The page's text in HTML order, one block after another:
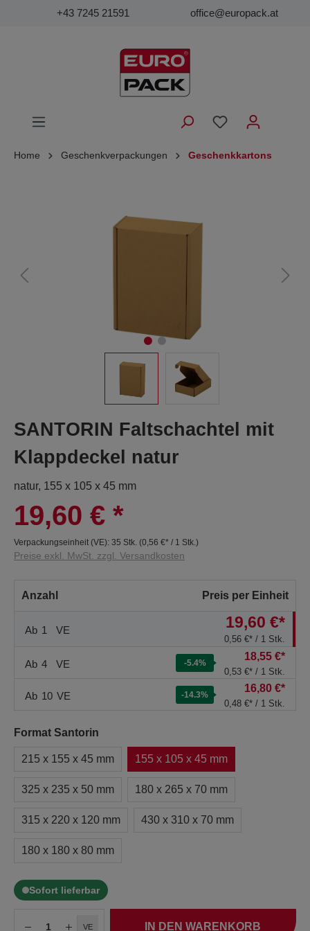
+43 7245 21591 office@europack.at
Home Geschenkverpackungen Geschenkkartons
SANTORIN Faltschachtel mit
Klappdeckel natur
natur, 155 x 105 x 45 mm
19,60 € *
Verpackungseinheit (VE): 35 Stk. (0,56 €* / 1 Stk.)
Preise exkl. MwSt. zzgl. Versandkosten
Anzahl Preis per Einheit
Ab 1 VE 19,60 €*
0,56 €* / 1 Stk.
Ab 4 VE -5.4%
18,55 €*
0,53 €* / 1 Stk.
Ab 10 VE -14.3%
16,80 €*
0,48 €* / 1 Stk.
Format Santorin
215 x 155 x 45 mm 155 x 105 x 45 mm
325 x 235 x 50 mm 180 x 265 x 70 mm
315 x 220 x 120 mm 430 x 310 x 70 mm
180 x 180 x 80 mm
Sofort lieferbar
VE IN DEN WARENKORB